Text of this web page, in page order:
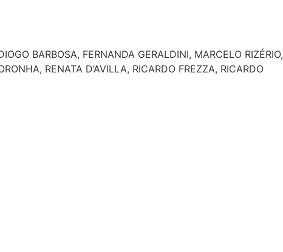
BARBOSA, FERNANDA GERALDINI, MARCELO RIZÉRIO,
RENATA D’AVILLA, RICARDO FREZZA, RICARDO